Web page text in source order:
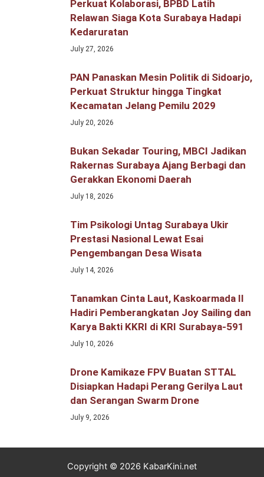
Perkuat Kolaborasi, BPBD Latih
Relawan Siaga Kota Surabaya Hadapi
Kedaruratan
July 27, 2026
PAN Panaskan Mesin Politik di Sidoarjo,
Perkuat Struktur hingga Tingkat
Kecamatan Jelang Pemilu 2029
July 20, 2026
Bukan Sekadar Touring, MBCI Jadikan
Rakernas Surabaya Ajang Berbagi dan
Gerakkan Ekonomi Daerah
July 18, 2026
Tim Psikologi Untag Surabaya Ukir
Prestasi Nasional Lewat Esai
Pengembangan Desa Wisata
July 14, 2026
Tanamkan Cinta Laut, Kaskoarmada II
Hadiri Pemberangkatan Joy Sailing dan
Karya Bakti KKRI di KRI Surabaya-591
July 10, 2026
Drone Kamikaze FPV Buatan STTAL
Disiapkan Hadapi Perang Gerilya Laut
dan Serangan Swarm Drone
July 9, 2026
Copyright © 2026 KabarKini.net